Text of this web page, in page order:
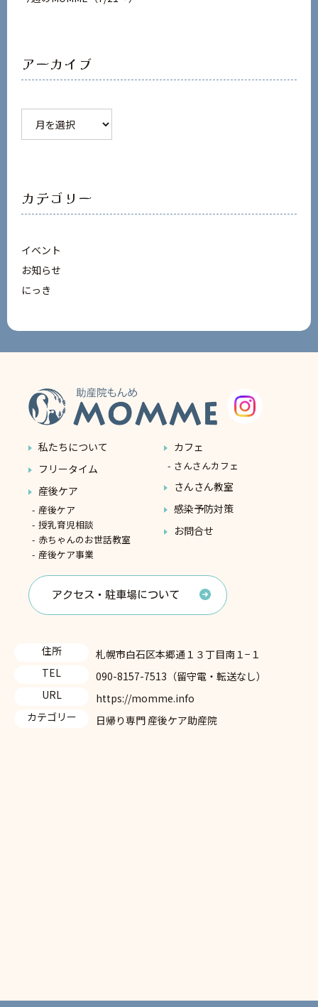
アーカイブ
カ
カテゴリー
イベント
お知らせ
にっき
私たちについて
フリータイム
産後ケア
産後ケア
授乳育児相談
赤ちゃんのお世話教室
産後ケア事業
カフェ
さんさんカフェ
さんさん教室
感染予防対策
お問合せ
アクセス・駐車場について
住所
札幌市白石区本郷通１３丁目南１−１
TEL
090-8157-7513（留守電・転送なし）
URL
https://momme.info
カテゴリー
日帰り専門 産後ケア助産院